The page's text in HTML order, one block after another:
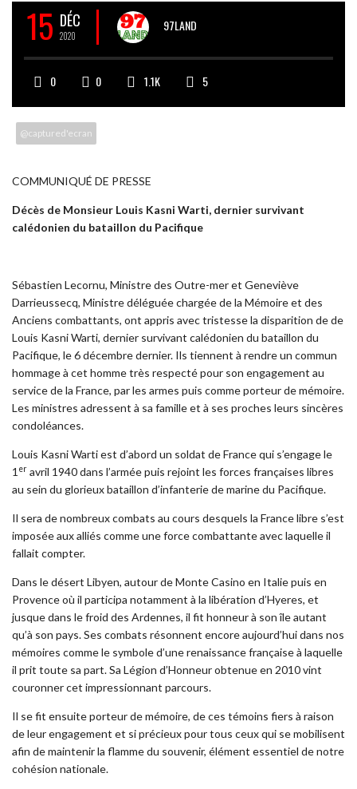
15 DÉC
2020
97LAND
0 0 1.1K 5
@captured'ecran
COMMUNIQUÉ DE PRESSE
Décès de Monsieur Louis Kasni Warti, dernier survivant
calédonien du bataillon du Pacifique
Sébastien Lecornu, Ministre des Outre-mer et Geneviève
Darrieussecq, Ministre déléguée chargée de la Mémoire et des
Anciens combattants, ont appris avec tristesse la disparition de de
Louis Kasni Warti, dernier survivant calédonien du bataillon du
Pacifique, le 6 décembre dernier. Ils tiennent à rendre un commun
hommage à cet homme très respecté pour son engagement au
service de la France, par les armes puis comme porteur de mémoire.
Les ministres adressent à sa famille et à ses proches leurs sincères
condoléances.
Louis Kasni Warti est d’abord un soldat de France qui s’engage le
1 er avril 1940 dans l’armée puis rejoint les forces françaises libres
au sein du glorieux bataillon d’infanterie de marine du Pacifique.
Il sera de nombreux combats au cours desquels la France libre s’est
imposée aux alliés comme une force combattante avec laquelle il
fallait compter.
Dans le désert Libyen, autour de Monte Casino en Italie puis en
Provence où il participa notamment à la libération d’Hyeres, et
jusque dans le froid des Ardennes, il fit honneur à son île autant
qu’à son pays. Ses combats résonnent encore aujourd’hui dans nos
mémoires comme le symbole d’une renaissance française à laquelle
il prit toute sa part. Sa Légion d’Honneur obtenue en 2010 vint
couronner cet impressionnant parcours.
Il se fit ensuite porteur de mémoire, de ces témoins fiers à raison
de leur engagement et si précieux pour tous ceux qui se mobilisent
afin de maintenir la flamme du souvenir, élément essentiel de notre
cohésion nationale.